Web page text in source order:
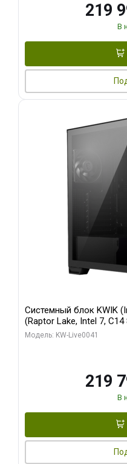
219
В
Системный блок KWIK
(Raptor Lake, Intel 7,
модуля)/ Palit RTX5080
Модель: KW-Live0041
219
В